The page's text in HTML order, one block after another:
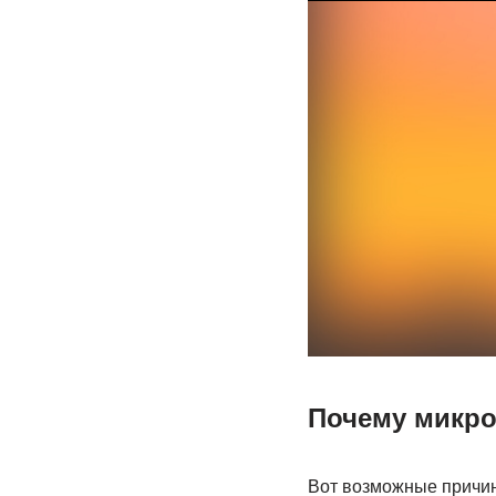
Почему
Вот возможные